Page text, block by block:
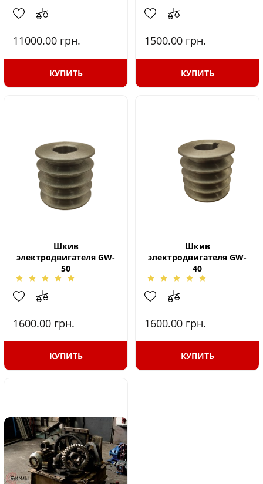
11000.00 грн.
КУПИТЬ
1500.00 грн.
КУПИТЬ
Шкив
электродвигателя GW-
50
1600.00 грн.
КУПИТЬ
Шкив
электродвигателя GW-
40
1600.00 грн.
КУПИТЬ